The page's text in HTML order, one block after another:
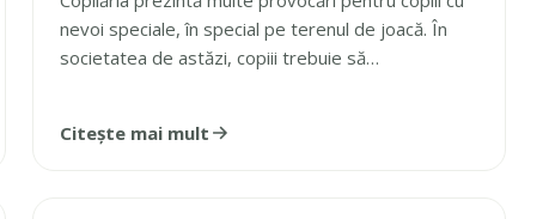
nevoi speciale, în special pe terenul de joacă. În
societatea de astăzi, copiii trebuie să…
Citește mai mult